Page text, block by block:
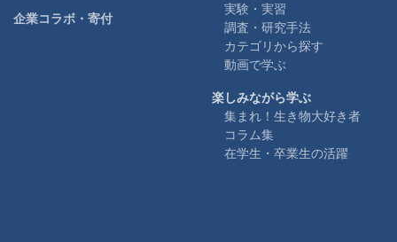
企業コラボ・寄付
実験・実習
調査・研究手法
カテゴリから探す
動画で学ぶ
楽しみながら学ぶ
集まれ！生き物大好き者
コラム集
在学生・卒業生の活躍